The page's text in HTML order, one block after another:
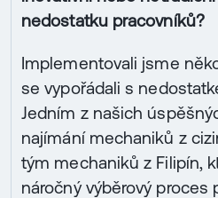
nedostatku pracovníků?
Implementovali jsme
se vypořádali s
Jedním z našich
najímání mechaniků z
tým mechaniků z Filipín,
náročný výběrový proces